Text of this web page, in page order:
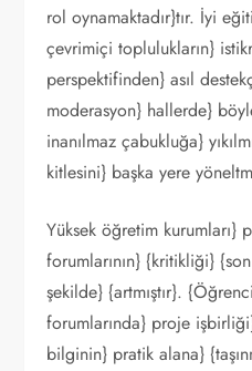
rol oynamaktadır}tır. İyi
çevrimiçi toplulukların}
perspektifinden} asıl
moderasyon} hallerde}
inanılmaz çabukluğa}
kitlesini} başka yere
Yüksek öğretim kurumları}
forumlarının} {kritikliği}
şekilde} {artmıştır}.
forumlarında} proje
bilginin} pratik alana}